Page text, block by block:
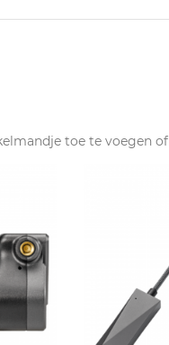
toe te voegen of